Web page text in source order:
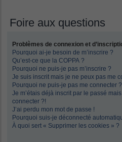
Foire aux questions
Problèmes de connexion et
Pourquoi ai-je besoin de m’inscrire ?
Qu’est-ce que la COPPA ?
Pourquoi ne puis-je pas m’inscrire ?
Je suis inscrit mais je ne peux pas me
Pourquoi ne puis-je pas me connecter ?
Je m’étais déjà inscrit par le passé
connecter ?!
J’ai perdu mon mot de passe !
Pourquoi suis-je déconnecté
À quoi sert « Supprimer les cookies » ?